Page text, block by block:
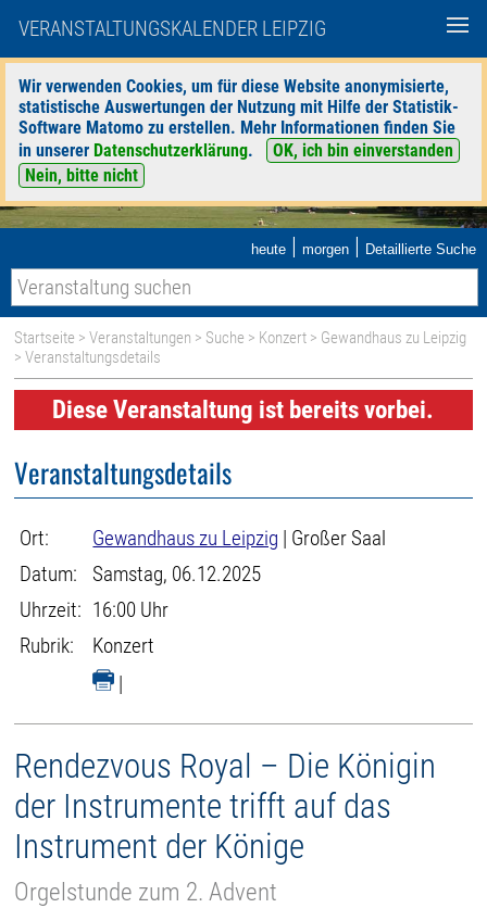
VERANSTALTUNGSKALENDER LEIPZIG
Wir verwenden Cookies, um für diese Website anonymisierte,
statistische Auswertungen der Nutzung mit Hilfe der Statistik-
Software Matomo zu erstellen. Mehr Informationen finden Sie
in unserer Datenschutzerklärung.
OK, ich bin einverstanden
Nein, bitte nicht
heute | morgen | Detaillierte Suche
Startseite >Veranstaltungen > Suche > Konzert > Gewandhaus zu Leipzig
> Veranstaltungsdetails
Diese Veranstaltung ist bereits vorbei.
Veranstaltungsdetails
Ort: Gewandhaus zu Leipzig | Großer Saal
Datum:
Samstag, 06.12.2025
Uhrzeit: 16:00 Uhr
Rubrik:
Konzert
|
Rendezvous Royal – Die Königin
der Instrumente trifft auf das
Instrument der Könige
Orgelstunde zum 2. Advent